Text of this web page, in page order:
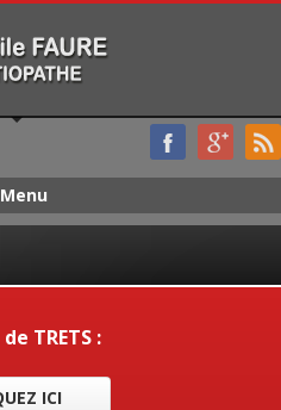
Menu
TRETS :
ICI